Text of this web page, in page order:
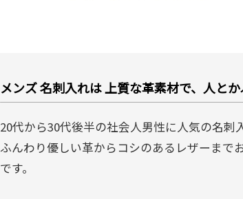
メンズ 名刺入れは 上質な革素材で、人と
20代から30代後半の社会人男性に人気の名刺
ふんわり優しい革からコシのあるレザーまで
です。